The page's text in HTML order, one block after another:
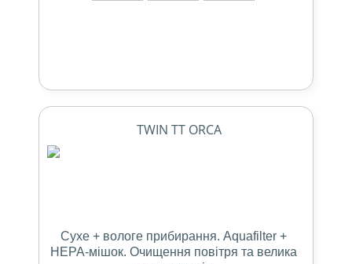
TWIN TT ORCA
Сухе + вологе прибирання. Aquafilter +
НЕРА-мішок. Очищення повітря та велика